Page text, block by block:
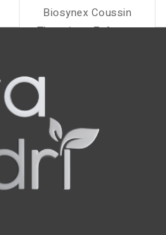
Biosynex Coussin
Thermique Enfants :
à la chaleur ou au froid,
réutilisable.